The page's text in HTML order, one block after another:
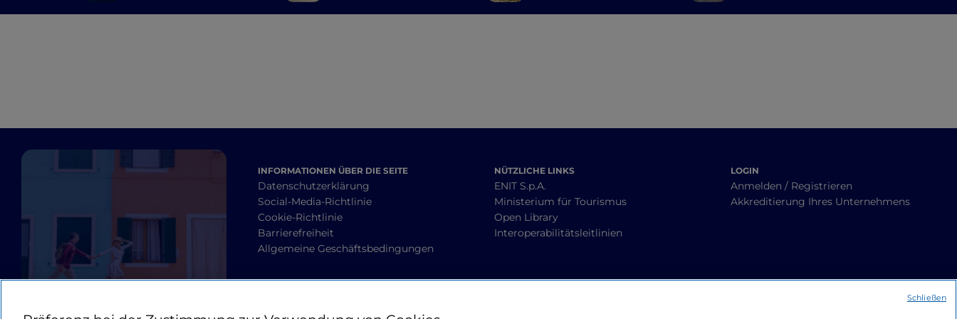
INFORMATIONEN ÜBER DIE SEITE
Datenschutzerklärung
Social-Media-Richtlinie
Cookie-Richtlinie
Barrierefreiheit
Allgemeine Geschäftsbedingungen
NÜTZLICHE LINKS
ENIT S.p.A.
Ministerium für Tourismus
Open Library
Interoperabilitätsleitlinien
LOGIN
Anmelden / Registrieren
Akkreditierung Ihres Unternehmens
Schließen